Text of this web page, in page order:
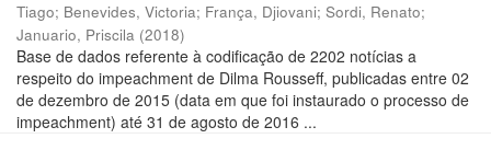
Tiago; Benevides, Victoria; França, Djiovani; Sordi, Renato;
Januario, Priscila (2018)
Base de dados referente à codificação de 2202 notícias a
respeito do impeachment de Dilma Rousseff, publicadas entre 02
de dezembro de 2015 (data em que foi instaurado o processo de
impeachment) até 31 de agosto de 2016 ...